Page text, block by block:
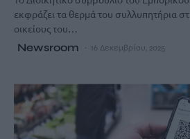
εκφράζει τα θερμά του συλλυπητήρια
οικείους του…
Newsroom 16 Δεκεμβρίου, 2025